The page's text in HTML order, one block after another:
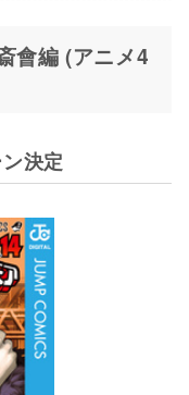
會編 (アニメ4
決定